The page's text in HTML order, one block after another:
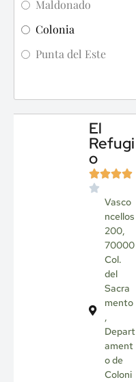
Maldonado
Colonia
Punta del Este
El
Refugi
o
Vasco
ncellos
200,
70000
Col.
del
Sacra
mento
,
Depart
ament
o de
Coloni